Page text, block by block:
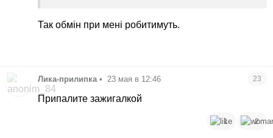
Так обмін при мені робитимуть.
Лика-прилипка • 23 мая в 12:46 23
Припалите зажигалкой
1 2